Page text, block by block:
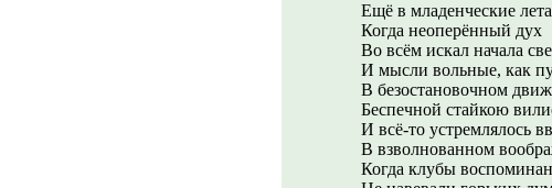
Ещё в младенческие
Когда неоперённый дух
Во всём искал начала
И мысли вольные, как
В безостановочном
Беспечной стайкою
И всё-то устремлялось
В взволнованном
Когда клубы